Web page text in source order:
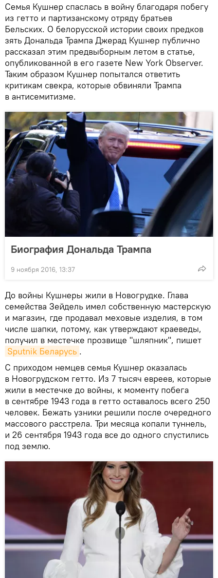
Семья Кушнер спаслась в войну благодаря побегу
из гетто и партизанскому отряду братьев
Бельских. О белорусской истории своих предков
зять Дональда Трампа Джерад Кушнер публично
рассказал этим предвыборным летом в статье,
опубликованной в его газете New York Observer.
Таким образом Кушнер попытался ответить
критикам свекра, которые обвиняли Трампа
в антисемитизме.
Биография Дональда Трампа
9 ноября 2016, 13:37
До войны Кушнеры жили в Новогрудке. Глава
семейства Зейдель имел собственную мастерскую
и магазин, где продавал меховые изделия, в том
числе шапки, потому, как утверждают краеведы,
получил в местечке прозвище "шляпник", пишет
Sputnik Беларусь .
С приходом немцев семья Кушнер оказалась
в Новогрудском гетто. Из 7 тысяч евреев, которые
жили в местечке до войны, к моменту побега
в сентябре 1943 года в гетто оставалось всего 250
человек. Бежать узники решили после очередного
массового расстрела. Три месяца копали туннель,
и 26 сентября 1943 года все до одного спустились
под землю.